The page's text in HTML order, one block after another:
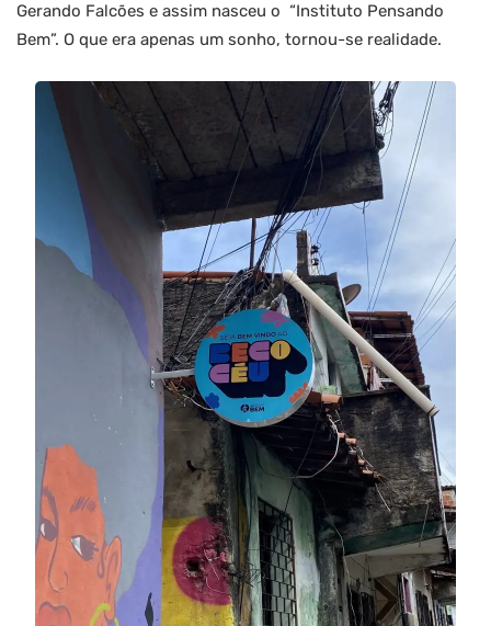
Gerando Falcões e assim nasceu o “Instituto Pensando
Bem”. O que era apenas um sonho, tornou-se realidade.